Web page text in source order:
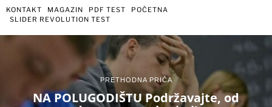
KONTAKT MAGAZIN PDF TEST
POČETNA
SLIDER REVOLUTION TEST
PRETHODNA PRIČA
NA POLUGODIŠTU Podržavajte, od